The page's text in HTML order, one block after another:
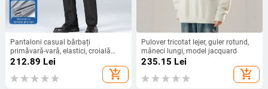
Pantaloni casual bărbați
primăvară-vară, elastici, croială
dreaptă, talie înaltă, fără curea,
fermoar, subțiri, culoare solidă, stil
business casual
212.89 Lei
add_shopping_cart
Pulover tricotat lejer, guler rotund,
mâneci lungi, model jacquard
235.15 Lei
add_shopping_cart